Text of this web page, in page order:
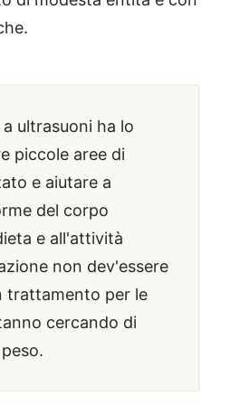
ultrasuoni ha lo
piccole aree di
e aiutare a
del corpo
e all'attività
non dev'essere
trattamento per le
cercando di